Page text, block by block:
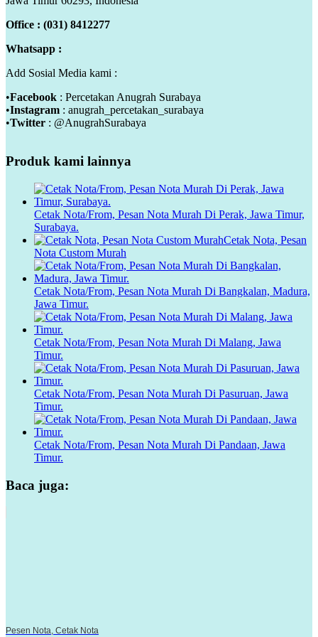
Office : (031) 8412277
Whatsapp :
Add Sosial Media kami :
•Facebook : Percetakan Anugrah Surabaya
•Instagram : anugrah_percetakan_surabaya
•Twitter : @AnugrahSurabaya
Produk kami lainnya
Cetak Nota/From, Pesan Nota Murah Di Perak, Jawa Timur,
Surabaya.
Cetak Nota, Pesan
Nota Custom Murah
Cetak Nota/From, Pesan Nota Murah Di Bangkalan, Madura,
Jawa Timur.
Cetak Nota/From, Pesan Nota Murah Di Malang, Jawa
Timur.
Cetak Nota/From, Pesan Nota Murah Di Pasuruan, Jawa
Timur.
Cetak Nota/From, Pesan Nota Murah Di Pandaan, Jawa
Timur.
Baca juga:
Pesen Nota, Cetak Nota